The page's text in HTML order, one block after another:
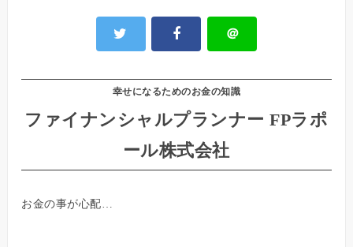
＠
幸せになるためのお金の知識
ファイナンシャルプランナー FPラポ
ール株式会社
お金の事が心配…